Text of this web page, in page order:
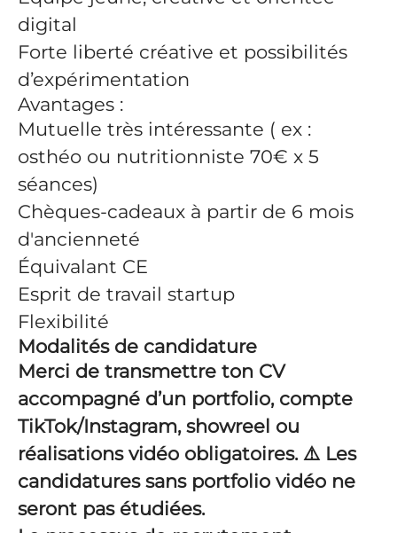
digital
Forte liberté créative et possibilités
d’expérimentation
Avantages :
Mutuelle très intéressante ( ex :
osthéo ou nutritionniste 70€ x 5
séances)
Chèques-cadeaux à partir de 6 mois
d'ancienneté
Équivalant CE
Esprit de travail startup
Flexibilité
Modalités de candidature
Merci de transmettre ton CV
accompagné d’un portfolio, compte
TikTok/Instagram, showreel ou
réalisations vidéo obligatoires. ⚠️ Les
candidatures sans portfolio vidéo ne
seront pas étudiées.